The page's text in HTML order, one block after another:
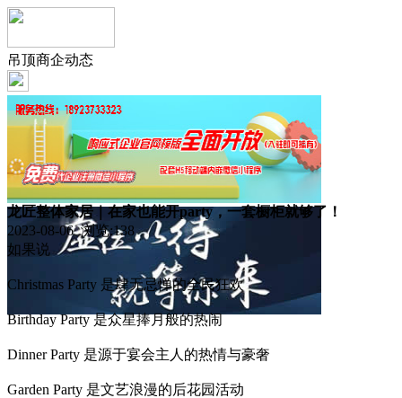
吊顶商企动态
龙匠整体家居｜在家也能开party，一套橱柜就够了！
2023-08-06 浏览:138
如果说
Christmas Party 是肆无忌惮的全民狂欢
Birthday Party 是众星捧月般的热闹
Dinner Party 是源于宴会主人的热情与豪奢
Garden Party 是文艺浪漫的后花园活动